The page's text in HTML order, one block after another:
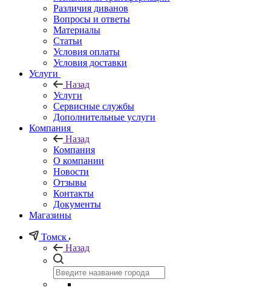
Различия диванов
Вопросы и ответы
Материалы
Статьи
Условия оплаты
Условия доставки
Услуги
Назад
Услуги
Сервисные службы
Дополнительные услуги
Компания
Назад
Компания
О компании
Новости
Отзывы
Контакты
Документы
Магазины
Томск
Назад